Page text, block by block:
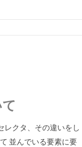
クタ、その違いをし
並んでいる要素に要